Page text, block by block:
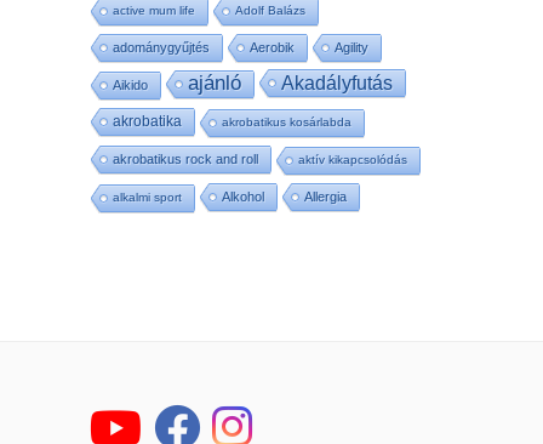
active mum life Adolf Balázs
adománygyűjtés Aerobik Agility
Aikido ajánló Akadályfutás
akrobatika akrobatikus kosárlabda
akrobatikus rock and roll aktív kikapcsolódás
alkalmi sport Alkohol Allergia